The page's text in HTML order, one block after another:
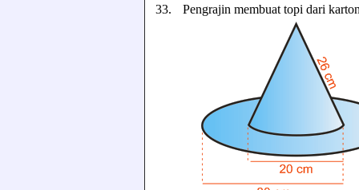
33. Pengrajin membuat topi dari